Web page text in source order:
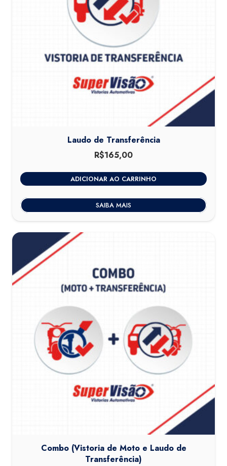
Laudo de Transferência
R$165,00
ADICIONAR AO CARRINHO
SAIBA MAIS
Combo (Vistoria de Moto e Laudo de
Transferência)